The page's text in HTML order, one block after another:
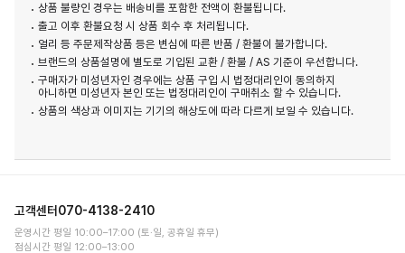
상품 불량인 경우는 배송비를 포함한 전액이 환불됩니다.
출고 이후 환불요청 시 상품 회수 후 처리됩니다.
얼리 등 주문제작상품 등은 변심에 따른 반품 / 환불이 불가합니다.
브랜드의 상품설명에 별도로 기입된 교환 / 환불 / AS 기준이 우선합니다.
구매자가 미성년자인 경우에는 상품 구입 시 법정대리인이 동의하지
아니하면 미성년자 본인 또는 법정대리인이 구매취소 할 수 있습니다.
상품의 색상과 이미지는 기기의 해상도에 따라 다르게 보일 수 있습니다.
고객센터 070-4138-2410
운영시간 평일 10:00–17:00 (토·일, 공휴일 휴무)
점심시간 평일 12:00–13:00